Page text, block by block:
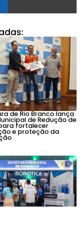
de Rio Branco lança
de Redução de
fortalecer
e proteção da